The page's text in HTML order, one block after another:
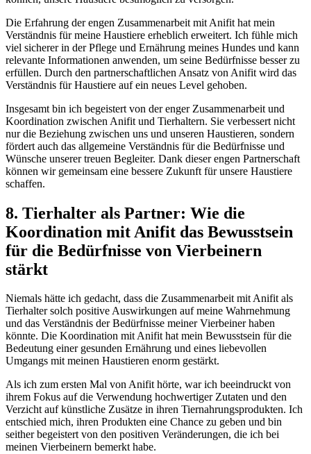
‍Die Erfahrung der engen ‌Zusammenarbeit mit‍ Anifit ‍hat ‌mein⁢
Verständnis für meine⁤ Haustiere erheblich erweitert.‍ Ich fühle mich ​
viel sicherer in der Pflege und ⁤Ernährung meines Hundes ‌und kann
relevante Informationen anwenden, um seine Bedürfnisse besser zu
erfüllen. Durch den ‍partnerschaftlichen Ansatz von ​Anifit ⁢wird das
Verständnis für Haustiere auf ein neues Level gehoben.
Insgesamt bin ich begeistert von der‌ enger‍ Zusammenarbeit und
Koordination zwischen Anifit und⁢ Tierhaltern. Sie verbessert‍ nicht⁢
nur die⁢ Beziehung‍ zwischen uns und unseren ⁤Haustieren, sondern⁣
fördert⁣ auch das allgemeine Verständnis‌ für die Bedürfnisse und
Wünsche unserer ‍treuen Begleiter. Dank dieser engen Partnerschaft
können​ wir‍ gemeinsam​ eine⁤ bessere‌ Zukunft für unsere Haustiere
schaffen.
8. Tierhalter⁤ als⁤ Partner: Wie die
Koordination mit Anifit das ⁤Bewusstsein‌
für⁢ die Bedürfnisse von Vierbeinern
⁤stärkt
Niemals‌ hätte ich ⁢gedacht,⁣ dass die Zusammenarbeit mit Anifit als​
Tierhalter solch positive ⁢Auswirkungen auf meine Wahrnehmung
und⁢ das ‌Verständnis der Bedürfnisse meiner Vierbeiner haben
⁤könnte. Die ⁢Koordination mit Anifit hat mein Bewusstsein für die​
Bedeutung einer gesunden Ernährung und eines liebevollen
Umgangs mit⁤ meinen Haustieren enorm gestärkt.
Als ich zum ersten Mal ⁢von Anifit hörte, war ich ‌beeindruckt‌ von
ihrem⁢ Fokus ​auf die ‌Verwendung‌ hochwertiger ⁢Zutaten ​und den
⁤Verzicht auf künstliche Zusätze in ihren Tiernahrungsprodukten. Ich
entschied ​mich, ihren ​Produkten eine ​Chance zu geben und‌ bin
seither begeistert von den positiven Veränderungen, die ich bei
meinen Vierbeinern bemerkt⁢ habe.